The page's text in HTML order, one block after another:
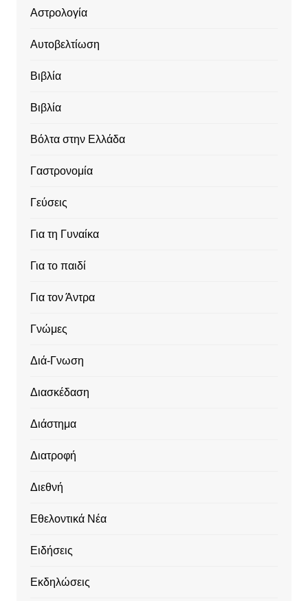
Αστρολογία
Αυτοβελτίωση
Βιβλία
Βιβλία
Βόλτα στην Ελλάδα
Γαστρονομία
Γεύσεις
Για τη Γυναίκα
Για το παιδί
Για τον Άντρα
Γνώμες
Διά-Γνωση
Διασκέδαση
Διάστημα
Διατροφή
Διεθνή
Εθελοντικά Νέα
Ειδήσεις
Εκδηλώσεις